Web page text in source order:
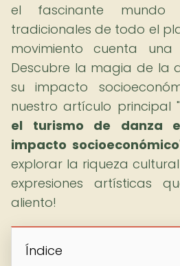
el fascinante
tradicionales de todo el
movimiento cuenta una
Descubre la magia de la
su impacto
nuestro artículo principal "
el turismo de danza
impacto socioeconómico
explorar la riqueza
expresiones artísticas
aliento!
Índice